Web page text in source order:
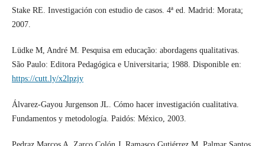
Stake RE. Investigación con estudio de casos. 4ª ed. Madrid: Morata;
2007.
Lüdke M, André M. Pesquisa em educação: abordagens qualitativas.
São Paulo: Editora Pedagógica e Universitaria; 1988. Disponible en:
https://cutt.ly/x2lpzjy
Álvarez-Gayou Jurgenson JL. Cómo hacer investigación cualitativa.
Fundamentos y metodología. Paidós: México, 2003.